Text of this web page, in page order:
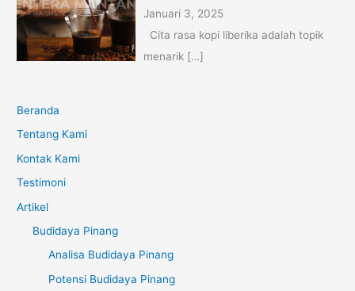
Januari 3, 2025
Cita rasa kopi liberika adalah topik
menarik […]
Beranda
Tentang Kami
Kontak Kami
Testimoni
Artikel
Budidaya Pinang
Analisa Budidaya Pinang
Potensi Budidaya Pinang